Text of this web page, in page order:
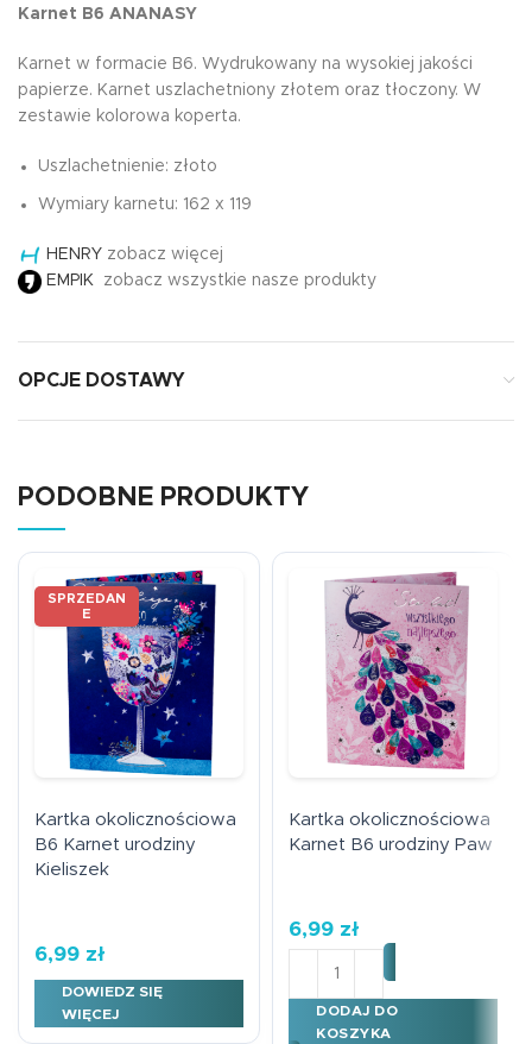
Karnet B6 ANANASY
Karnet w formacie B6. Wydrukowany na wysokiej jakości
papierze. Karnet uszlachetniony złotem oraz tłoczony. W
zestawie kolorowa koperta.
Uszlachetnienie: złoto
Wymiary karnetu: 162 x 119
HENRY zobacz więcej
EMPIK zobacz wszystkie nasze produkty
OPCJE DOSTAWY
PODOBNE PRODUKTY
SPRZEDAN
E
Kartka okolicznościowa
B6 Karnet urodziny
Kieliszek
6,99 zł
DOWIEDZ SIĘ
WIĘCEJ
Kartka okolicznościowa
Karnet B6 urodziny Paw
6,99 zł
ilość Kartka
DODAJ DO
KOSZYKA